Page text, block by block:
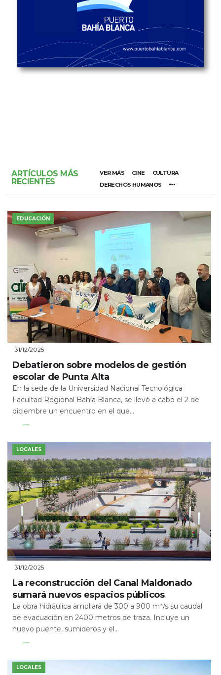
ARTÍCULOS MÁS
RECIENTES
VER MÁS CINE
CULTURA
DERECHOS HUMANOS
EDUCACIÓN
31/12/2025
Debatieron sobre modelos de gestión
escolar de Punta Alta
En la sede de la Universidad Nacional Tecnológica
Facultad Regional Bahía Blanca, se llevó a cabo el 2 de
diciembre un encuentro en el que...
Leer Más
LOCALES
31/12/2025
La reconstrucción del Canal Maldonado
sumará nuevos espacios públicos
La obra hidráulica ampliará de 300 a 900 m³/s su caudal
de evacuación en 2400 metros de traza. Incluye un
nuevo puente, sumideros y el...
Leer Más
LOCALES